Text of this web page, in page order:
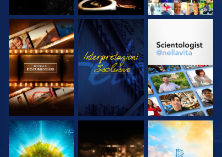
ESPLORA LE
SERIE
GUARDA
ESPLORA LE
ESPLORA LE
ESPLORA LE
ESPLORA LE